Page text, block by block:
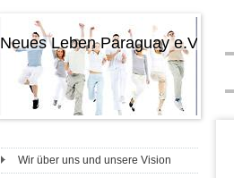
Neues Leben Paraguay e.V.
Wir über uns und unsere Vision